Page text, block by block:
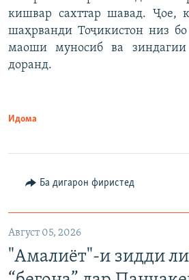
кишвар сахттар шавад. Ҷое,
шаҳрванди Тоҷикистон низ
маоши муносиб ва зиндагии
доранд.
Идома
Ба дигарон фиристед
Август 05, 2026
"Амалиёт"-и зидди